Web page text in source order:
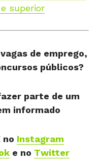
superior
de emprego,
públicos?
parte de um
informado
no Instagram
e no Twitter